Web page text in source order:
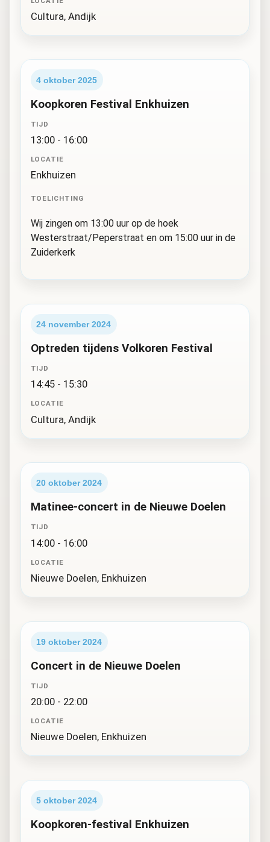
Cultura, Andijk
4 oktober 2025
Koopkoren Festival Enkhuizen
TIJD
13:00 - 16:00
LOCATIE
Enkhuizen
TOELICHTING
Wij zingen om 13:00 uur op de hoek
Westerstraat/Peperstraat en om 15:00 uur in de
Zuiderkerk
24 november 2024
Optreden tijdens Volkoren Festival
TIJD
14:45 - 15:30
LOCATIE
Cultura, Andijk
20 oktober 2024
Matinee-concert in de Nieuwe Doelen
TIJD
14:00 - 16:00
LOCATIE
Nieuwe Doelen, Enkhuizen
19 oktober 2024
Concert in de Nieuwe Doelen
TIJD
20:00 - 22:00
LOCATIE
Nieuwe Doelen, Enkhuizen
5 oktober 2024
Koopkoren-festival Enkhuizen